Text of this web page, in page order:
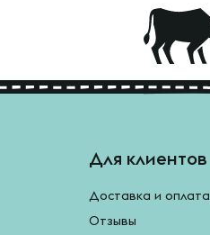
Для клиентов
Доставка и оплата
Отзывы